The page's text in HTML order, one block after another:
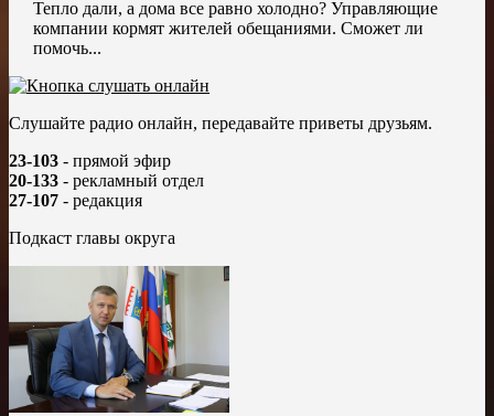
Тепло дали, а дома все равно холодно? Управляющие
компании кормят жителей обещаниями. Сможет ли
помочь...
Слушайте радио онлайн, передавайте приветы друзьям.
23-103 - прямой эфир
20-133 - рекламный отдел
27-107 - редакция
Подкаст главы округа